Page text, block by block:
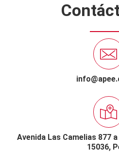
Avenida Las Camelias 877
15036,